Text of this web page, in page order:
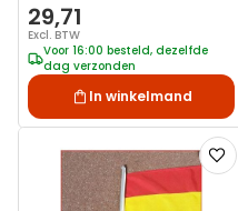
29,71
Excl. BTW
Voor 16:00 besteld, dezelfde
dag verzonden
In winkelmand
Voeg
toe
aan